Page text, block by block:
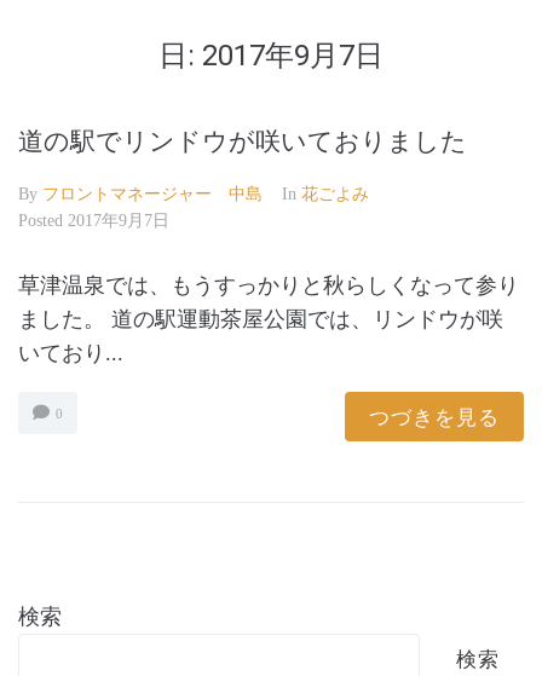
日: 2017年9月7日
道の駅でリンドウが咲いておりました
By フロントマネージャー 中島 In 花ごよみ
Posted 2017年9月7日
草津温泉では、もうすっかりと秋らしくなって参り
ました。 道の駅運動茶屋公園では、リンドウが咲
いており...
0 つづきを見る
検索
検索